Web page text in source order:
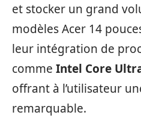
et stocker un grand
modèles Acer 14
leur intégration de
comme Intel Core
offrant à l’utilisateur
remarquable.